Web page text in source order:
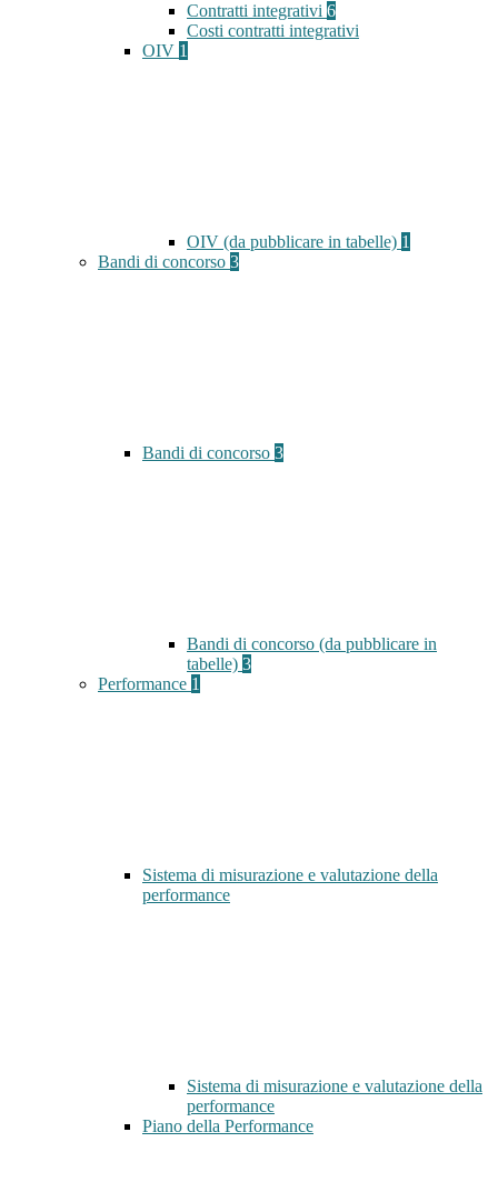
Contratti integrativi 6
Costi contratti integrativi
OIV 1
OIV (da pubblicare in tabelle) 1
Bandi di concorso 3
Bandi di concorso 3
Bandi di concorso (da pubblicare in
tabelle) 3
Performance 1
Sistema di misurazione e valutazione della
performance
Sistema di misurazione e valutazione della
performance
Piano della Performance